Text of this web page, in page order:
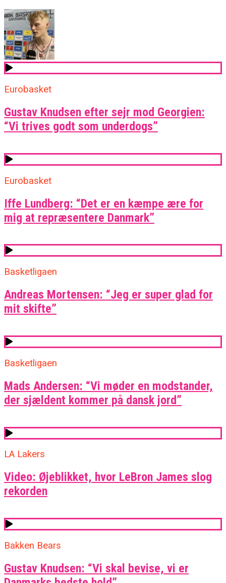
Eurobasket
Gustav Knudsen efter sejr mod Georgien:
“Vi trives godt som underdogs”
Eurobasket
Iffe Lundberg: “Det er en kæmpe ære for
mig at repræsentere Danmark”
Basketligaen
Andreas Mortensen: “Jeg er super glad for
mit skifte”
Basketligaen
Mads Andersen: “Vi møder en modstander,
der sjældent kommer på dansk jord”
LA Lakers
Video: Øjeblikket, hvor LeBron James slog
rekorden
Bakken Bears
Gustav Knudsen: “Vi skal bevise, vi er